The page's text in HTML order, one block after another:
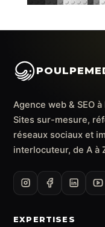
Agence web & SEO
Sites sur-mesure,
réseaux sociaux et
interlocuteur, de A à
EXPERTISES